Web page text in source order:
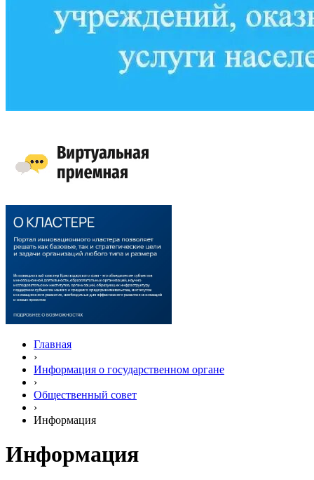
Главная
›
Информация о государственном органе
›
Общественный совет
›
Информация
Информация